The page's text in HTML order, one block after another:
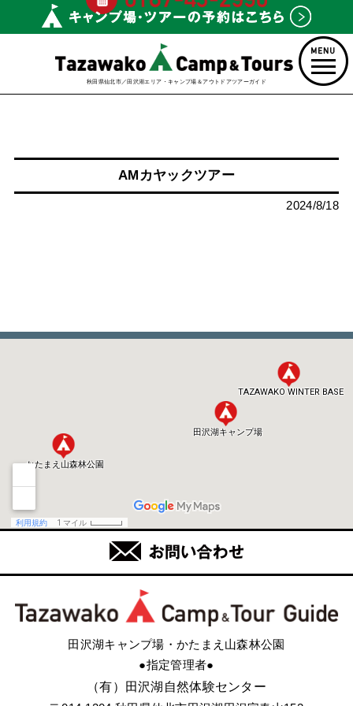
秋田県仙北市／田沢湖エリア・キャンプ場＆アウトドアツアーガイド
AMカヤックツアー
2024/8/18
田沢湖キャンプ場・かたまえ山森林公園
●指定管理者●
（有）田沢湖自然体験センター